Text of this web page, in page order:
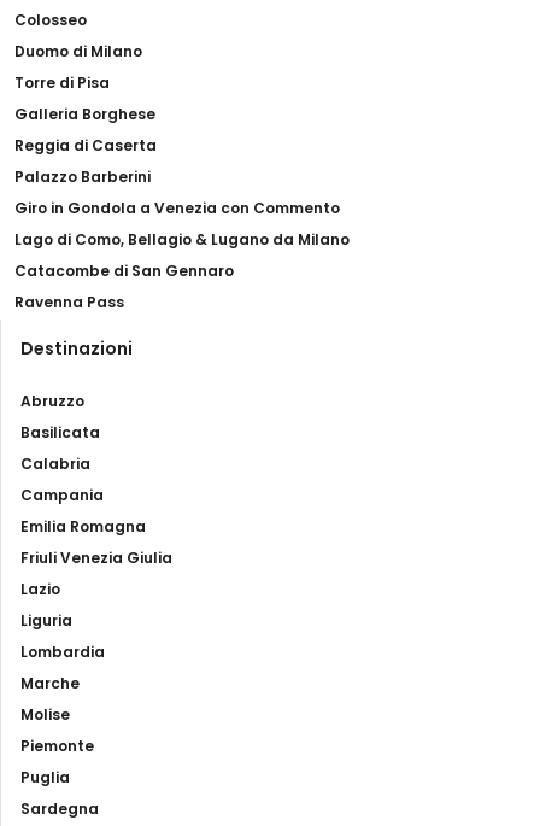
Colosseo
Duomo di Milano
Torre di Pisa
Galleria Borghese
Reggia di Caserta
Palazzo Barberini
Giro in Gondola a Venezia con Commento
Lago di Como, Bellagio & Lugano da Milano
Catacombe di San Gennaro
Ravenna Pass
Destinazioni
Abruzzo
Basilicata
Calabria
Campania
Emilia Romagna
Friuli Venezia Giulia
Lazio
Liguria
Lombardia
Marche
Molise
Piemonte
Puglia
Sardegna